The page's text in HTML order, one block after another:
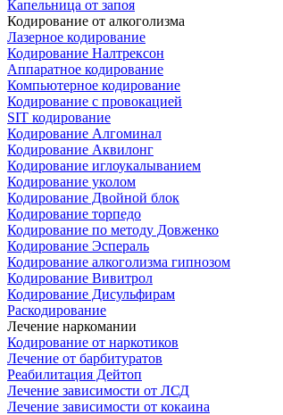
Капельница от запоя
Кодирование от алкоголизма
Лазерное кодирование
Кодирование Налтрексон
Аппаратное кодирование
Компьютерное кодирование
Кодирование с провокацией
SIT кодирование
Кодирование Алгоминал
Кодирование Аквилонг
Кодирование иглоукалыванием
Кодирование уколом
Кодирование Двойной блок
Кодирование торпедо
Кодирование по методу Довженко
Кодирование Эспераль
Кодирование алкоголизма гипнозом
Кодирование Вивитрол
Кодирование Дисульфирам
Раскодирование
Лечение наркомании
Кодирование от наркотиков
Лечение от барбитуратов
Реабилитация Дейтоп
Лечение зависимости от ЛСД
Лечение зависимости от кокаина